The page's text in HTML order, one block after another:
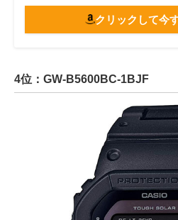
クリックして今
4位：GW-B5600BC-1BJF